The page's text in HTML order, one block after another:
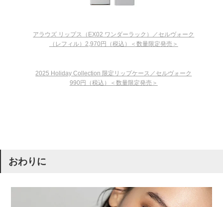
アラウズ リップス（EX02 ワンダーラック）／セルヴォーク
（レフィル）2,970円（税込）＜数量限定発売＞
2025 Holiday Collection 限定リップケース／セルヴォーク
990円（税込）＜数量限定発売＞
おわりに